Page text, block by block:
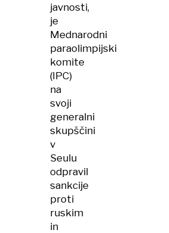
javnosti,
je
Mednarodni
paraolimpijski
komite
(IPC)
na
svoji
generalni
skupščini
v
Seulu
odpravil
sankcije
proti
ruskim
in